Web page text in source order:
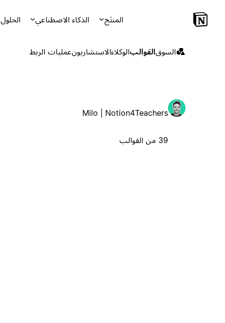
المنتَج الذكاء الاصطناعي الحلول
السوقالقوالبالوكلاءالاستشاريونعمليات الربط
Milo | Notion4Teachers
39 من القوالب